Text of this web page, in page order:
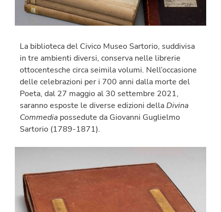
La biblioteca del Civico Museo Sartorio, suddivisa
in tre ambienti diversi, conserva nelle librerie
ottocentesche circa seimila volumi. Nell’occasione
delle celebrazioni per i 700 anni dalla morte del
Poeta, dal 27 maggio al 30 settembre 2021,
saranno esposte le diverse edizioni dellaDivina
Commedia possedute da Giovanni Guglielmo
Sartorio (1789-1871).